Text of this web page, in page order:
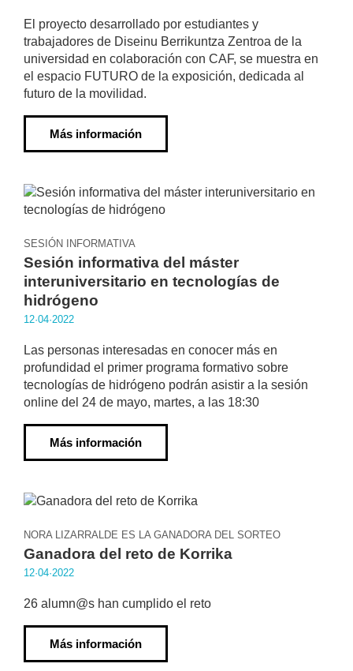
El proyecto desarrollado por estudiantes y
trabajadores de Diseinu Berrikuntza Zentroa de la
universidad en colaboración con CAF, se muestra en
el espacio FUTURO de la exposición, dedicada al
futuro de la movilidad.
Más información
SESIÓN INFORMATIVA
Sesión informativa del máster
interuniversitario en tecnologías de
hidrógeno
12·04·2022
Las personas interesadas en conocer más en
profundidad el primer programa formativo sobre
tecnologías de hidrógeno podrán asistir a la sesión
online del 24 de mayo, martes, a las 18:30
Más información
NORA LIZARRALDE ES LA GANADORA DEL SORTEO
Ganadora del reto de Korrika
12·04·2022
26 alumn@s han cumplido el reto
Más información